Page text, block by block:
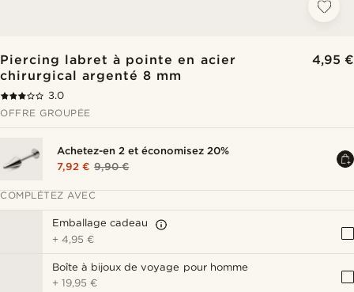
Piercing labret à pointe en acier
chirurgical argenté 8 mm
4,95 €
3.0
OFFRE GROUPÉE
Achetez-en 2 et économisez 20%
7,92 € 9,90 €
COMPLÉTEZ AVEC
Emballage cadeau
+4,95 €
Boîte à bijoux de voyage pour homme
+19,95 €